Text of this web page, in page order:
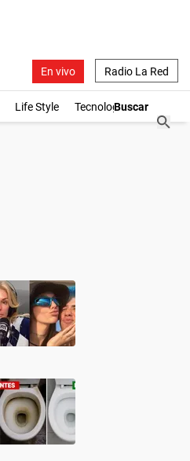
En vivo Radio La Red
Life Style Tecnología